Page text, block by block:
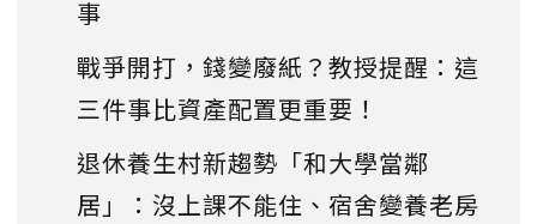
事
戰爭開打，錢變廢紙？教授提醒：這
三件事比資產配置更重要！
退休養生村新趨勢「和大學當鄰
居」：沒上課不能住、宿舍變養老房